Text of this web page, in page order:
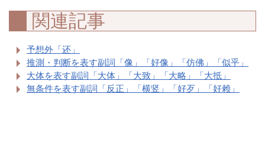
関連記事
予想外「还」
推測・判断を表す副詞「像」「好像」「仿佛」「似乎」
大体を表す副詞「大体」「大致」「大略」「大抵」
無条件を表す副詞「反正」「横竖」「好歹」「好赖」